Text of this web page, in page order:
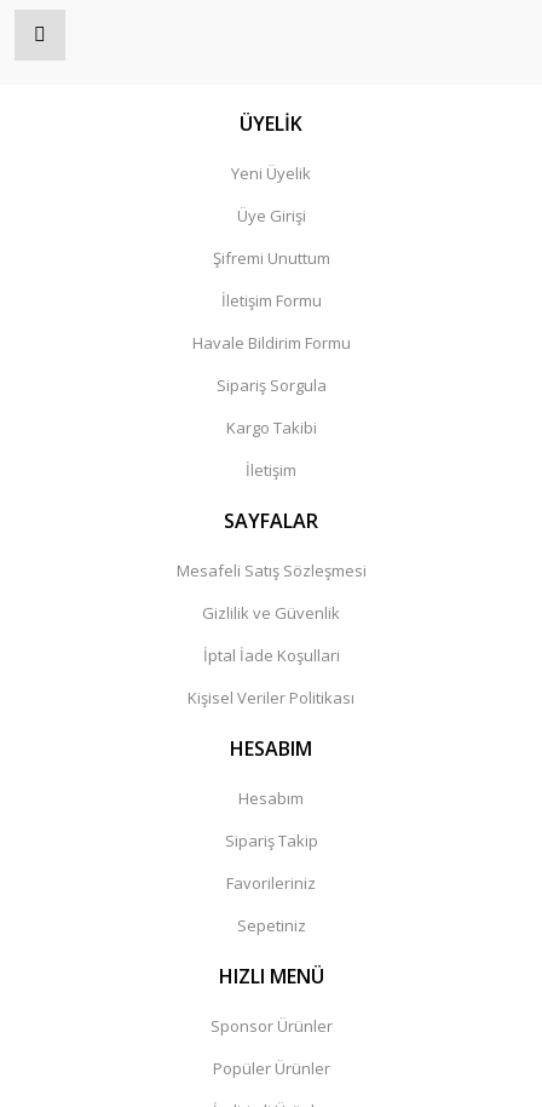
ÜYELİK
Yeni Üyelik
Üye Girişi
Şifremi Unuttum
İletişim Formu
Havale Bildirim Formu
Sipariş Sorgula
Kargo Takibi
İletişim
SAYFALAR
Mesafeli Satış Sözleşmesi
Gizlilik ve Güvenlik
İptal İade Koşullari
Kişisel Veriler Politikası
HESABIM
Hesabım
Sipariş Takip
Favorileriniz
Sepetiniz
HIZLI MENÜ
Sponsor Ürünler
Popüler Ürünler